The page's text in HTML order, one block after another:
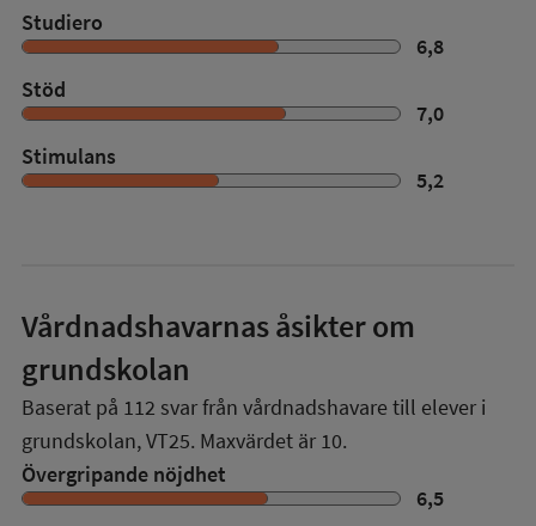
Studiero
6,8
Stöd
7,0
Stimulans
5,2
Vårdnadshavarnas åsikter om
grundskolan
Baserat på 112 svar från vårdnadshavare till elever i
grundskolan,VT25. Maxvärdet är 10.
Övergripande nöjdhet
6,5